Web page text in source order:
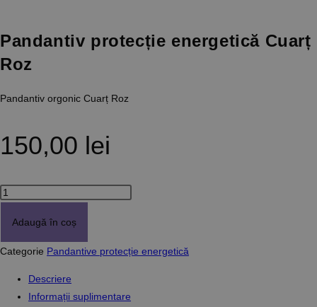
Pandantiv protecție energetică Cuarț
Roz
Pandantiv orgonic Cuarț Roz
150,00 lei
Cantitate
protecție
energetică
Adaugă în coș
Categorie Pandantive protecție energetică
Descriere
Informații suplimentare